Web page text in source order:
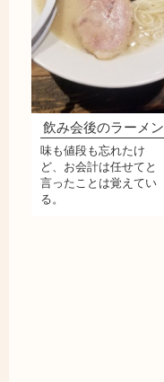
飲み会後のラーメン
味も値段も忘れたけ
ど、お会計は任せてと
言ったことは覚えてい
る。